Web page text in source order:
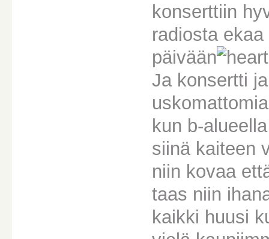
konserttiin
radiosta
päivään
Ja konsertti
kun b-
siinä kaiteen
niin kovaa
taas niin
kaikki huusi